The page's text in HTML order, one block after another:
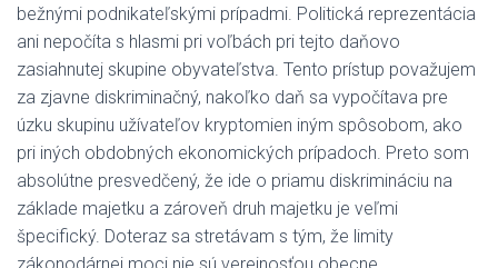
bežnými podnikateľskými prípadmi. Politická reprezentácia
ani nepočíta s hlasmi pri voľbách pri tejto daňovo
zasiahnutej skupine obyvateľstva. Tento prístup považujem
za zjavne diskriminačný, nakoľko daň sa vypočítava pre
úzku skupinu užívateľov kryptomien iným spôsobom, ako
pri iných obdobných ekonomických prípadoch. Preto som
absolútne presvedčený, že ide o priamu diskrimináciu na
základe majetku a zároveň druh majetku je veľmi
špecifický. Doteraz sa stretávam s tým, že limity